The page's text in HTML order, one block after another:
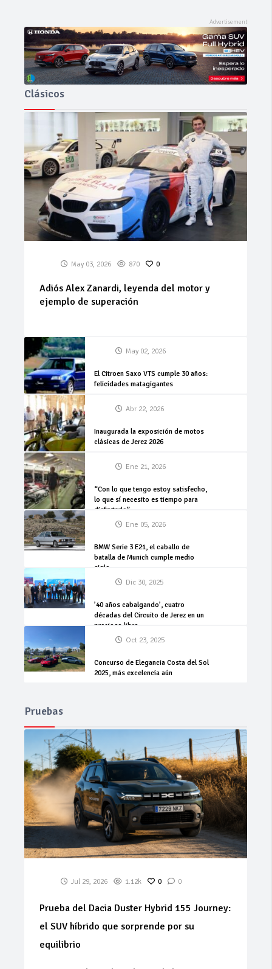
Clásicos
May 03, 2026 870 0
Adiós Alex Zanardi, leyenda del motor y
ejemplo de superación
May 02, 2026
El Citroen Saxo VTS cumple 30 años:
felicidades matagigantes
Abr 22, 2026
Inaugurada la exposición de motos
clásicas de Jerez 2026
Ene 21, 2026
“Con lo que tengo estoy satisfecho,
lo que sí necesito es tiempo para
disfrutarlo”
Ene 05, 2026
BMW Serie 3 E21, el caballo de
batalla de Munich cumple medio
siglo
Dic 30, 2025
’40 años cabalgando’, cuatro
décadas del Circuito de Jerez en un
precioso libro
Oct 23, 2025
Concurso de Elegancia Costa del Sol
2025, más excelencia aún
Pruebas
Jul 29, 2026 1.12k 0 0
Prueba del Dacia Duster Hybrid 155 Journey:
el SUV híbrido que sorprende por su
equilibrio